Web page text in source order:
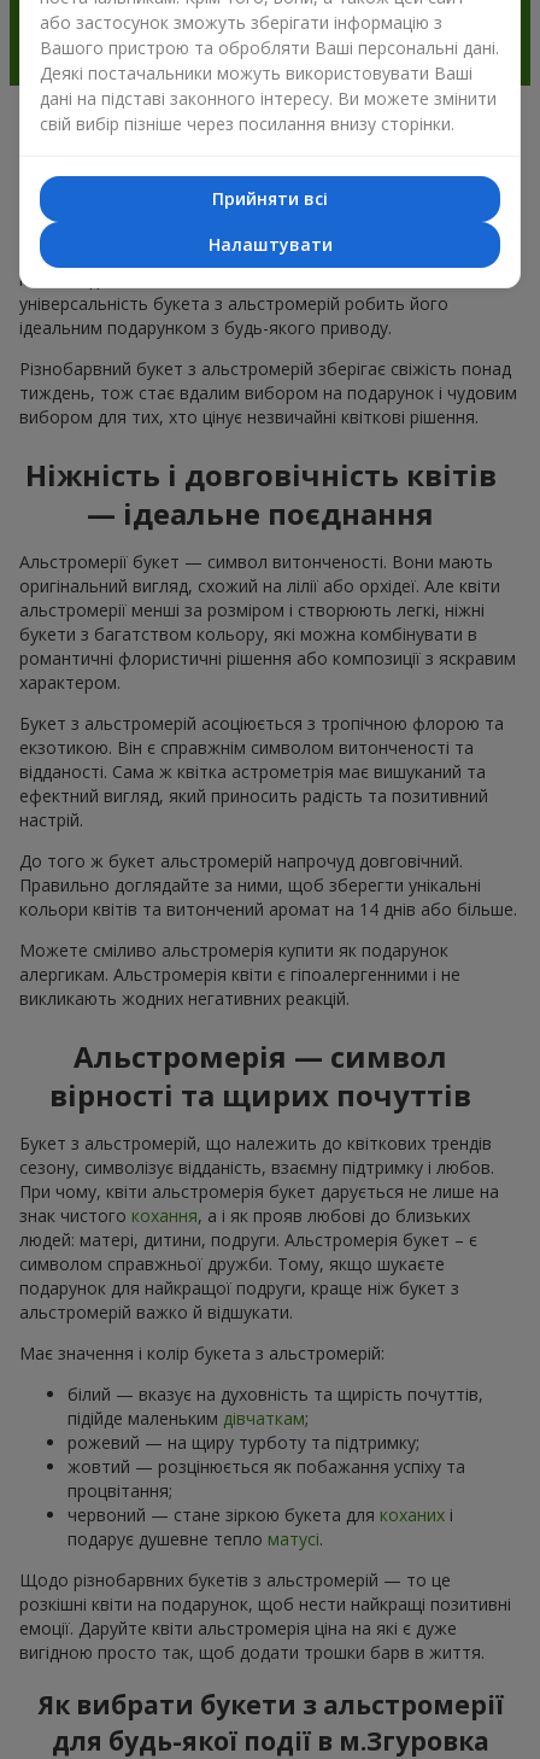
Чому варто вибрати букет з
альстромерії в м.Згуровка
Альстромерія квітка — це ніжність і естетика в одному
букеті. Чарівні кольори пелюсток і незвична форма ніжних
квітів подобається багатьом
універсальність букета з альстромерій робить його
ідеальним подарунком з будь-якого приводу.
Різнобарвний букет з альстромерій зберігає свіжість понад
тиждень, тож стає вдалим вибором на подарунок і чудовим
вибором для тих, хто цінує незвичайні квіткові рішення.
Ніжність і довговічність квітів
— ідеальне поєднання
Альстромерії букет — символ витонченості. Вони мають
оригінальний вигляд, схожий на лілії або орхідеї. Але квіти
альстромерії менші за розміром і створюють легкі, ніжні
букети з багатством кольору, які можна комбінувати в
романтичні флористичні рішення або композиції з яскравим
характером.
Букет з альстромерій асоціюється з тропічною флорою та
екзотикою. Він є справжнім символом витонченості та
відданості. Сама ж квітка астрометрія має вишуканий та
ефектний вигляд, який приносить радість та позитивний
настрій.
До того ж букет альстромерій напрочуд довговічний.
Правильно доглядайте за ними, щоб зберегти унікальні
кольори квітів та витончений аромат на 14 днів або більше.
Можете сміливо альстромерія купити як подарунок
алергикам. Альстромерія квіти є гіпоалергенними і не
викликають жодних негативних реакцій.
Альстромерія — символ
вірності та щирих почуттів
Букет з альстромерій, що належить до квіткових трендів
сезону, символізує відданість, взаємну підтримку і любов.
При чому, квіти альстромерія букет дарується не лише на
знак чистого кохання, а і як прояв любові до близьких
людей: матері, дитини, подруги. Альстромерія букет – є
символом справжньої дружби. Тому, якщо шукаєте
подарунок для найкращої подруги, краще ніж букет з
альстромерій важко й відшукати.
Має значення і колір букета з альстромерій:
білий — вказує на духовність та щирість почуттів,
підійде маленьким дівчаткам;
рожевий — на щиру турботу та підтримку;
жовтий — розцінюється як побажання успіху та
процвітання;
червоний — стане зіркою букета для коханих і
подарує душевне тепло матусі.
Щодо різнобарвних букетів з альстромерій — то це
розкішні квіти на подарунок, щоб нести найкращі позитивні
емоції. Даруйте квіти альстромерія ціна на які є дуже
вигідною просто так, щоб додати трошки барв в життя.
Як вибрати букети з альстромерії
для будь-якої події в м.Згуровка
або застосунок зможуть зберігати інформацію з
Вашого пристрою та обробляти Ваші персональні дані.
Деякі постачальники можуть використовувати Ваші
дані на підставі законного інтересу. Ви можете змінити
свій вибір пізніше через посилання внизу сторінки.
Прийняти всі
Налаштувати